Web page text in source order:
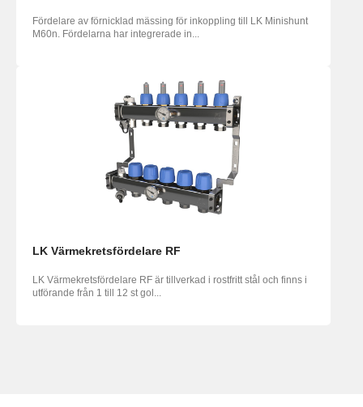
Fördelare av förnicklad mässing för inkoppling till LK Minishunt
M60n. Fördelarna har integrerade in...
LK Värmekretsfördelare RF
LK Värmekretsfördelare RF är tillverkad i rostfritt stål och finns i
utförande från 1 till 12 st gol...